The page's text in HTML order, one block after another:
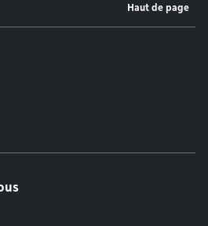
Haut de page